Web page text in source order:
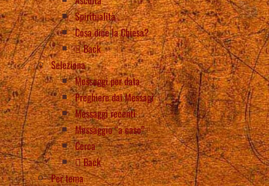
Spiritualità
Cosa dice la Chiesa?
Back
Seleziona
Messaggi per data
Preghiere dai Messagi
Messaggi recenti
Messaggio “a caso”
Cerca
Back
Per tema